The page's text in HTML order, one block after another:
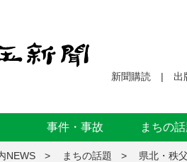
新聞購読 出
事件・事故 まちの話
NEWS まちの話題 県北・秩父